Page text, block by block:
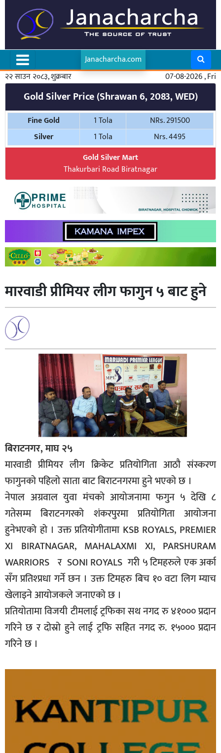
Janacharcha.com
२२ साउन २०८३, शुक्रबार
07-08-2026 , Fri
Gold Silver Price (Shrawan 6, 2083, WED)
Fine Gold 1 Tola
NRs. 291500
Silver
1 Tola
Nrs. 4495
Gold Silver Mart
Thakurbari Road Biratnagar
मारवाडी प्रीमियर लीग फागुन ५ बाट हुने
बिराटनगर, माघ २५
मारवाडी प्रीमियर लीग क्रिकेट प्रतियोगिता आठौ संस्करण
फागुनको पहिलो साता बाट बिराटनगरमा हुने भएको छ ।
नेपाल अग्रवाल युवा मंचको आयोजनामा फगुन ५ देखि ८
गतेसम्म बिराटनगरको शंकरपुरमा प्रतियोगिता आयोजना
हुनेभएको हो । उक्त प्रतियोगीतामा KSB ROYALS, PREMIER
XI BIRATNAGAR, MAHALAXMI XI, PARSHURAM
WARRIORS र SONI ROYALS गरी ५ टिमहरुले एक अर्का
सँग प्रतिश्प्रधा गर्ने छन । उक्त टिमहरु बिच १० वटा लिग म्याच
खेलाइने आयोजकले जनाएको छ ।
प्रतियोतामा विजयी टीमलाई ट्रफिका सथ नगद रु ४१००० प्रदान
गरिने छ र दोस्रो हुने लाई ट्रफि सहित नगद रु. १५००० प्रदान
गरिने छ ।